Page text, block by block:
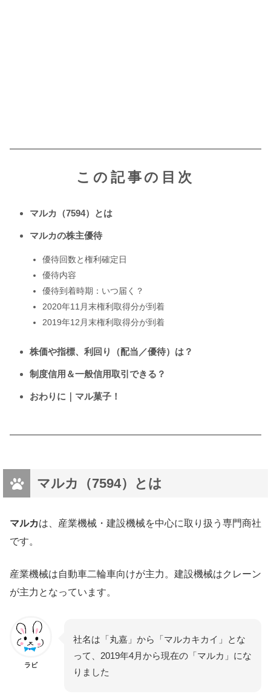
この記事の目次
マルカ（7594）とは
マルカの株主優待
優待回数と権利確定日
優待内容
優待到着時期：いつ届く？
2020年11月末権利取得分が到着
2019年12月末権利取得分が到着
株価や指標、利回り（配当／優待）は？
制度信用＆一般信用取引できる？
おわりに｜マル菓子！
マルカ（7594）とは
マルカは、産業機械・建設機械を中心に取り扱う専門商社
です。
産業機械は自動車二輪車向けが主力。建設機械はクレーン
が主力となっています。
ラビ
社名は「丸嘉」から「マルカキカイ」とな
って、2019年4月から現在の「マルカ」にな
りました